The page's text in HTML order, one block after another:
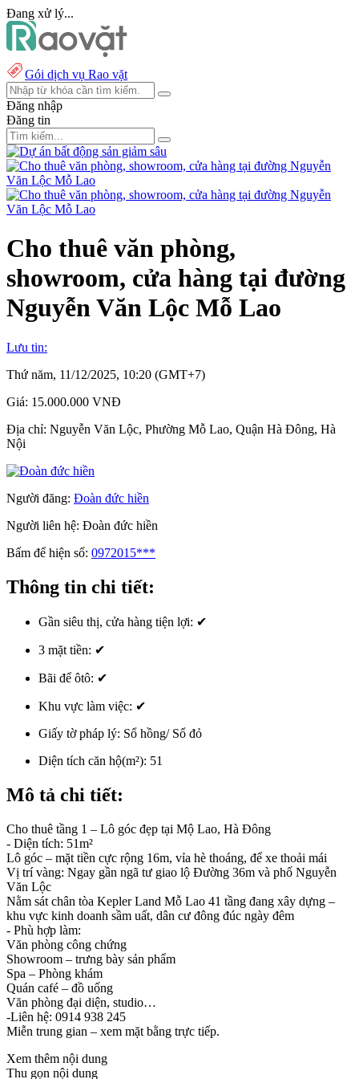
Đang xử lý...
Gói dịch vụ Rao vặt
Đăng nhập
Đăng tin
Cho thuê văn phòng,
showroom, cửa hàng tại đường
Nguyễn Văn Lộc Mỗ Lao
Lưu tin:
Thứ năm, 11/12/2025, 10:20 (GMT+7)
Giá: 15.000.000 VNĐ
Địa chỉ: Nguyễn Văn Lộc, Phường Mỗ Lao, Quận Hà Đông, Hà
Nội
Người đăng: Đoàn đức hiền
Người liên hệ: Đoàn đức hiền
Bấm để hiện số: 0972015***
Thông tin chi tiết:
Gần siêu thị, cửa hàng tiện lợi: ✔
3 mặt tiền: ✔
Bãi để ôtô: ✔
Khu vực làm việc: ✔
Giấy tờ pháp lý: Sổ hồng/ Sổ đỏ
Diện tích căn hộ(m²): 51
Mô tả chi tiết:
Cho thuê tầng 1 – Lô góc đẹp tại Mộ Lao, Hà Đông
- Diện tích: 51m²
Lô góc – mặt tiền cực rộng 16m, vỉa hè thoáng, để xe thoải mái
Vị trí vàng: Ngay gần ngã tư giao lộ Đường 36m và phố Nguyễn
Văn Lộc
Nằm sát chân tòa Kepler Land Mỗ Lao 41 tầng đang xây dựng –
khu vực kinh doanh sầm uất, dân cư đông đúc ngày đêm
- Phù hợp làm:
Văn phòng công chứng
Showroom – trưng bày sản phẩm
Spa – Phòng khám
Quán café – đồ uống
Văn phòng đại diện, studio…
-Liên hệ: 0914 938 245
Miễn trung gian – xem mặt bằng trực tiếp.
Xem thêm nội dung
Thu gọn nội dung